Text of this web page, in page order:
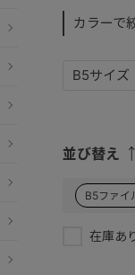
カラーで
B5サイズ
並び替え
B5ファイ
在庫あ